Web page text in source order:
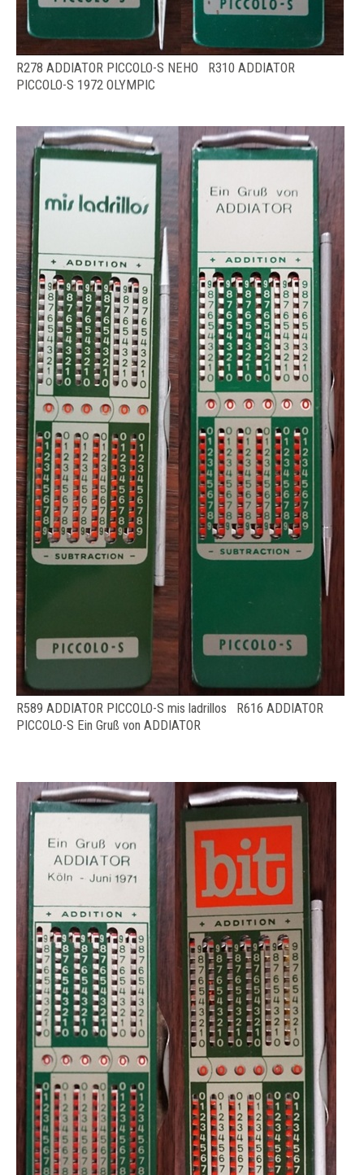
R278 ADDIATOR PICCOLO-S NEHO R310 ADDIATOR
PICCOLO-S 1972 OLYMPIC
R589 ADDIATOR PICCOLO-S mis ladrillos R616 ADDIATOR
PICCOLO-S Ein Gruß von ADDIATOR